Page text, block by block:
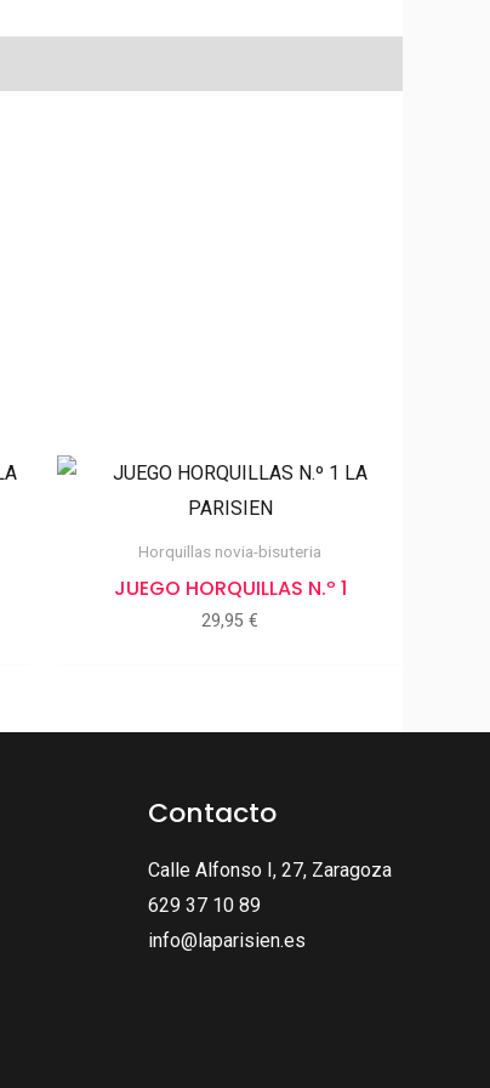
Horquillas novia-bisuteria
JUEGO HORQUILLAS N.º 1
29,95 €
Contacto
Calle Alfonso I, 27, Zaragoza
629 37 10 89
info@laparisien.es